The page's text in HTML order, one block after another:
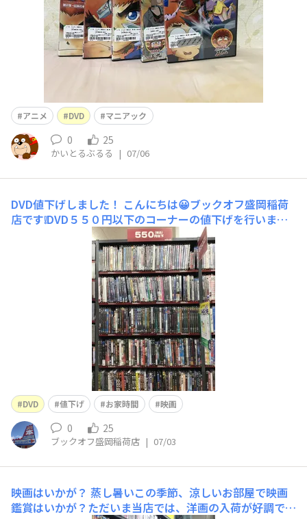
アニメ DVD マニアック
0 25
かいとるぶるる | 07/06
DVD値下げしました！ こんにちは😀ブックオフ盛岡稲荷
店です❕DVD５５０円以下のコーナーの値下げを行いまし
た🧿この機会に気になっていた作品を探してみては如何で
しょうか？🙄ご来店をお待ちしております！
DVD 値下げ お家時間 映画
0 25
ブックオフ盛岡稲荷店 | 07/03
映画はいかが？ 蒸し暑いこの季節、涼しいお部屋で映画
鑑賞はいかが？ただいま当店では、洋画の入荷が好調です